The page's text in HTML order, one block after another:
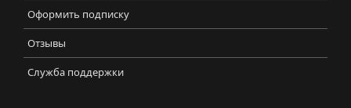
Оформить подписку
Отзывы
Служба поддержки